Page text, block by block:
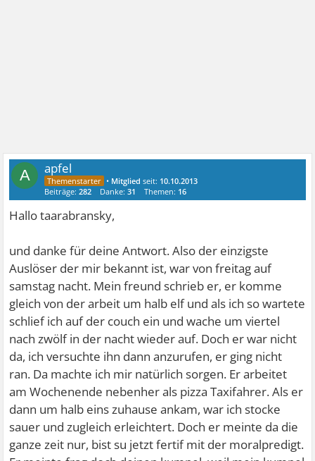
A apfel
• Mitglied seit: 10.10.2013
Beiträge:282 Danke:31 Themen: 16
Hallo taarabransky,
und danke für deine Antwort. Also der einzigste
Auslöser der mir bekannt ist, war von freitag auf
samstag nacht. Mein freund schrieb er, er komme
gleich von der arbeit um halb elf und als ich so wartete
schlief ich auf der couch ein und wache um viertel
nach zwölf in der nacht wieder auf. Doch er war nicht
da, ich versuchte ihn dann anzurufen, er ging nicht
ran. Da machte ich mir natürlich sorgen. Er arbeitet
am Wochenende nebenher als pizza Taxifahrer. Als er
dann um halb eins zuhause ankam, war ich stocke
sauer und zugleich erleichtert. Doch er meinte da die
ganze zeit nur, bist su jetzt fertif mit der moralpredigt.